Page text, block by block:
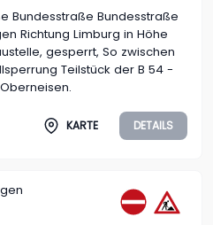
Bundesstraße Bundesstraße
Richtung Limburg in Höhe
gesperrt, So zwischen
Teilstück der B 54 -
KARTE DETAILS